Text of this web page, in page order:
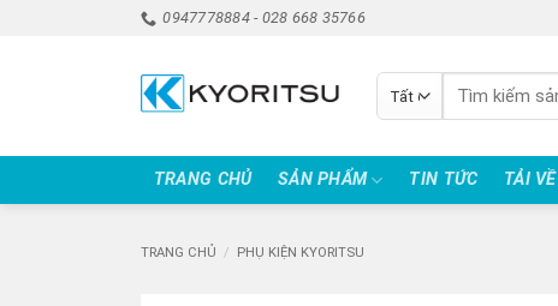
0947778884 - 028 668 35766
kiếm:
TRANG CHỦ SẢN PHẨM TIN TỨC TẢI VỀ
TRANG CHỦ / PHỤ KIỆN KYORITSU